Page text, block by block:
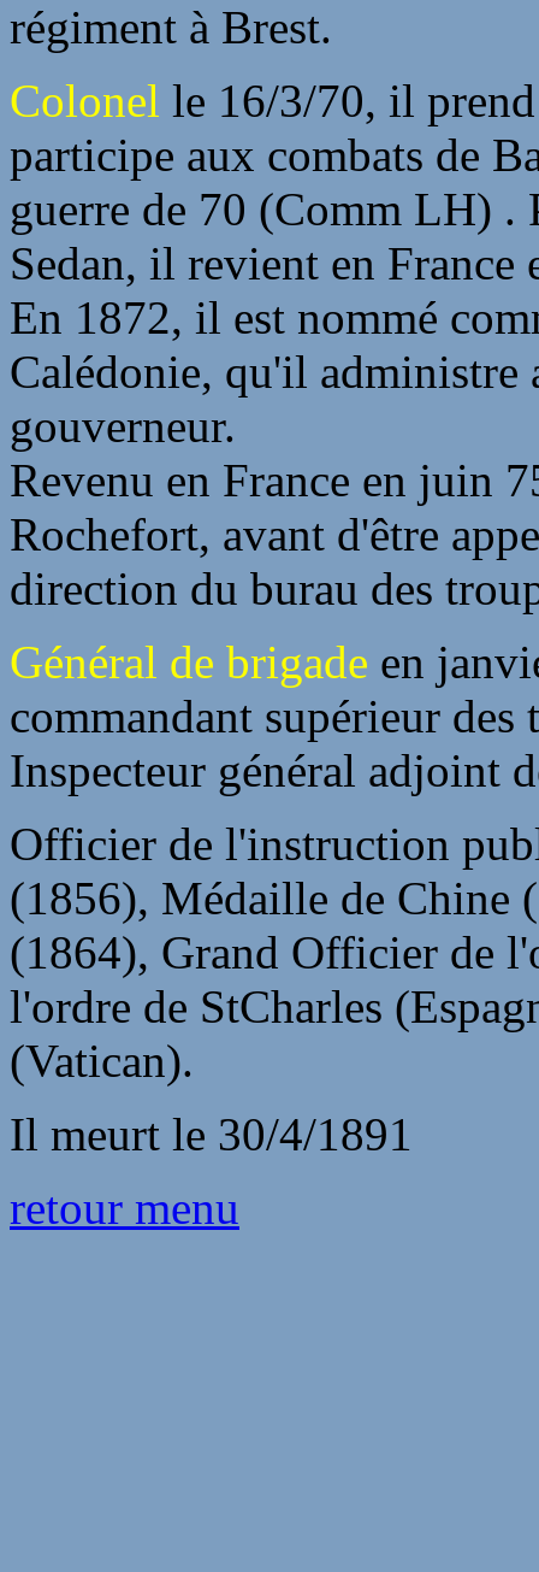
régiment à Brest.
Colonel le 16/3/70, il
participe aux combats de
guerre de 70 (Comm LH) .
Sedan, il revient en France
En 1872, il est nommé
Calédonie, qu'il administre
gouverneur.
Revenu en France en juin
Rochefort, avant d'être
direction du burau des
Général de brigade en
commandant supérieur
Inspecteur général adjoint
Officier de l'instruction
(1856), Médaille de Chine
(1864), Grand Officier de
l'ordre de StCharles
(Vatican).
Il meurt le 30/4/1891
retour menu